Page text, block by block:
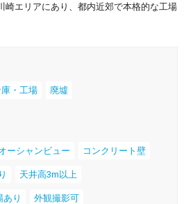
崎エリアにあり、都内近郊で本格的な工場
・工場 廃墟
ーシャンビュー コンクリート壁
天井高3m以上
あり 外観撮影可